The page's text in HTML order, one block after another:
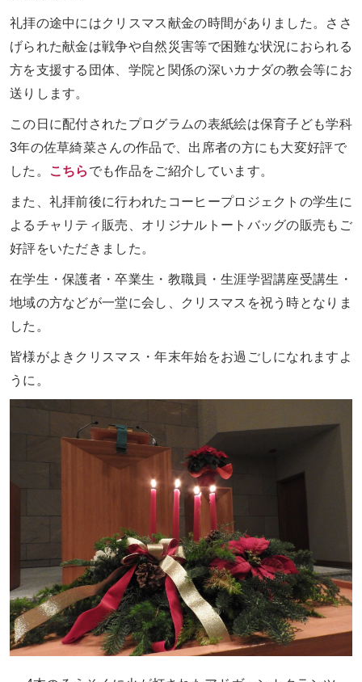
礼拝の途中にはクリスマス献金の時間がありました。ささ
げられた献金は戦争や自然災害等で困難な状況におられる
方を支援する団体、学院と関係の深いカナダの教会等にお
送りします。
この日に配付されたプログラムの表紙絵は保育子ども学科
3年の佐草綺菜さんの作品で、出席者の方にも大変好評で
した。
こちら でも作品をご紹介しています。
また、礼拝前後に行われたコーヒープロジェクトの学生に
よるチャリティ販売、オリジナルトートバッグの販売もご
好評をいただきました。
在学生・保護者・卒業生・教職員・生涯学習講座受講生・
地域の方などが一堂に会し、クリスマスを祝う時となりま
した。
皆様がよきクリスマス・年末年始をお過ごしになれますよ
うに。